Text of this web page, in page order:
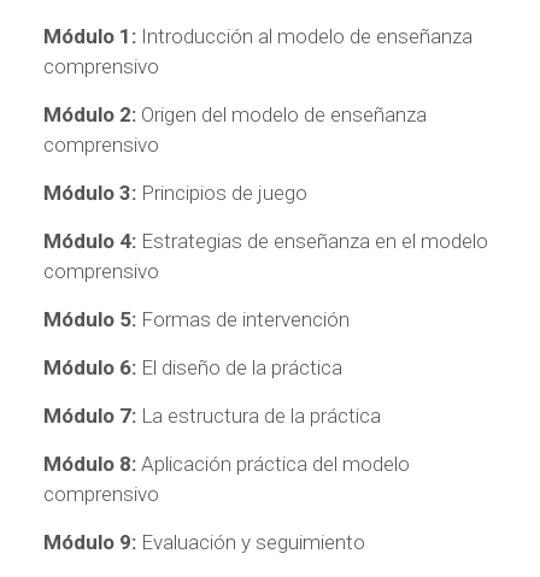
Módulo 1:Introducción al modelo de enseñanza
comprensivo
Módulo 2:Origen del modelo de enseñanza
comprensivo
Módulo 3:Principios de juego
Módulo 4:Estrategias de enseñanza en el modelo
comprensivo
Módulo 5:Formas de intervención
Módulo 6:El diseño de la práctica
Módulo 7:La estructura de la práctica
Módulo 8:Aplicación práctica del modelo
comprensivo
Módulo 9:Evaluación y seguimiento